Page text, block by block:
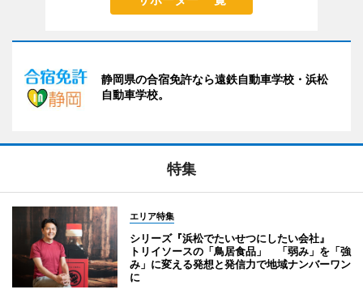
静岡県の合宿免許なら遠鉄自動車学校・浜松
自動車学校。
特集
エリア特集
シリーズ『浜松でたいせつにしたい会社』
トリイソースの「鳥居食品」 「弱み」を「強
み」に変える発想と発信力で地域ナンバーワン
に